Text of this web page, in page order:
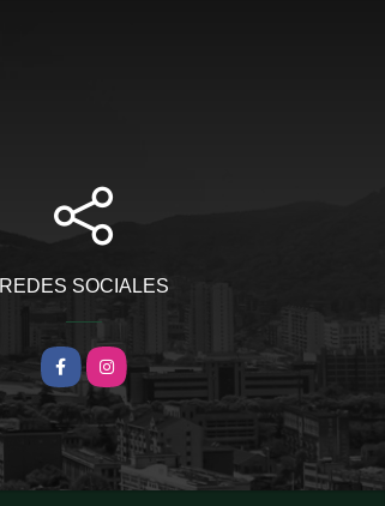
REDES SOCIALES
FacebookInstagram